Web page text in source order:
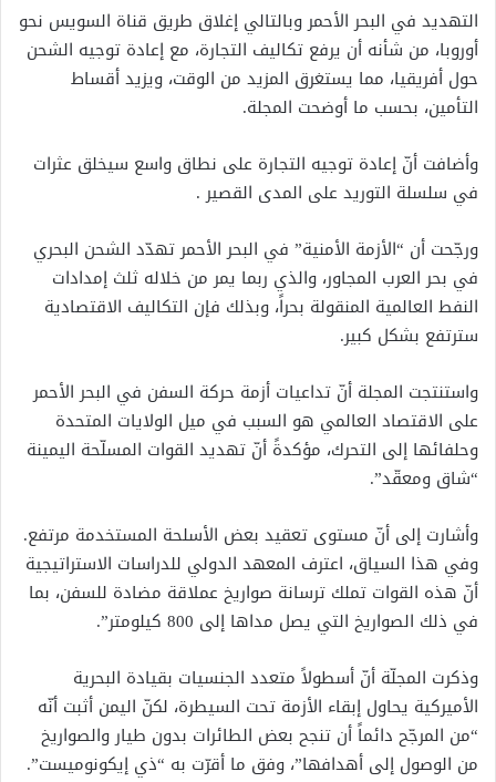
التهديد في البحر الأحمر وبالتالي إغلاق طريق قناة السويس نحو
أوروبا، من شأنه أن يرفع تكاليف التجارة، مع إعادة توجيه الشحن
حول أفريقيا، مما يستغرق المزيد من الوقت، ويزيد أقساط
التأمين، بحسب ما أوضحت المجلة.
وأضافت أنّ إعادة توجيه التجارة على نطاق واسع سيخلق عثرات
في سلسلة التوريد على المدى القصير .
ورجّحت أن “الأزمة الأمنية” في البحر الأحمر تهدّد الشحن البحري
في بحر العرب المجاور، والذي ربما يمر من خلاله ثلث إمدادات
النفط العالمية المنقولة بحراً، وبذلك فإن التكاليف الاقتصادية
سترتفع بشكل كبير.
واستنتجت المجلة أنّ تداعيات أزمة حركة السفن في البحر الأحمر
على الاقتصاد العالمي هو السبب في ميل الولايات المتحدة
وحلفائها إلى التحرك، مؤكدةً أنّ تهديد القوات المسلّحة اليمينة
“شاق ومعقّد”.
وأشارت إلى أنّ مستوى تعقيد بعض الأسلحة المستخدمة مرتفع.
وفي هذا السياق، اعترف المعهد الدولي للدراسات الاستراتيجية
أنّ هذه القوات تملك ترسانة صواريخ عملاقة مضادة للسفن، بما
في ذلك الصواريخ التي يصل مداها إلى 800 كيلومتر”.
وذكرت المجلّة أنّ أسطولاً متعدد الجنسيات بقيادة البحرية
الأميركية يحاول إبقاء الأزمة تحت السيطرة، لكنّ اليمن أثبت أنّه
“من المرجّح دائماً أن تنجح بعض الطائرات بدون طيار والصواريخ
من الوصول إلى أهدافها”، وفق ما أقرّت به “ذي إيكونوميست”.